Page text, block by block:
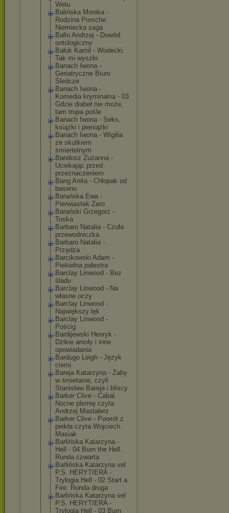
Welu
Balińska Monika -
Rodzina Porsche.
Niemiecka saga
Ballo Andrzej - Dowód
ontologiczny
Bałuk Kamil - Wodecki.
Tak mi wyszło
Banach Iwona -
Geriatryczne Biuro
Śledcze
Banach Iwona -
Komedia kryminalna - 03
Gdzie diabeł nie może,
tam trupa pośle
Banach Iwona - Seks,
książki i pieniążki
Banach Iwona - Wigilia
ze skutkiem
śmiertelnym
Bandosz Zuzanna -
Uciekając przed
przeznaczeniem
Bang Anita - Chłopak od
basenu
Barańska Ewa -
Pierwiastek Zero
Barański Grzegorz -
Toska
Barbaro Natalia - Czuła
przewodniczka
Barbaro Natalia -
Przędza
Barcikowski Adam -
Piekielna palestra
Barclay Linwood - Bez
śladu
Barclay Linwood - Na
własne oczy
Barclay Linwood -
Największy lęk
Barclay Linwood -
Pościg
Bardijewski Henryk -
Dzikie anioły i inne
opowiadania
Bardugo Leigh - Język
cierni
Bareja Katarzyna - Żaby
w śmietanie, czyli
Stanisław Bareja i bliscy
Barker Clive - Cabal.
Nocne plemię czyta
Andrzej Mastalerz
Barker Clive - Powrót z
piekła czyta Wojciech
Masiak
Barlińska Katarzyna -
Hell - 04 Burn the Hell.
Runda czwarta
Barlińska Katarzyna vel
P.S. HERYTIERA -
Trylogia Hell - 02 Start a
Fire. Runda druga
Barlińska Katarzyna vel
P.S. HERYTIERA -
Trylogia Hell - 03 Burn